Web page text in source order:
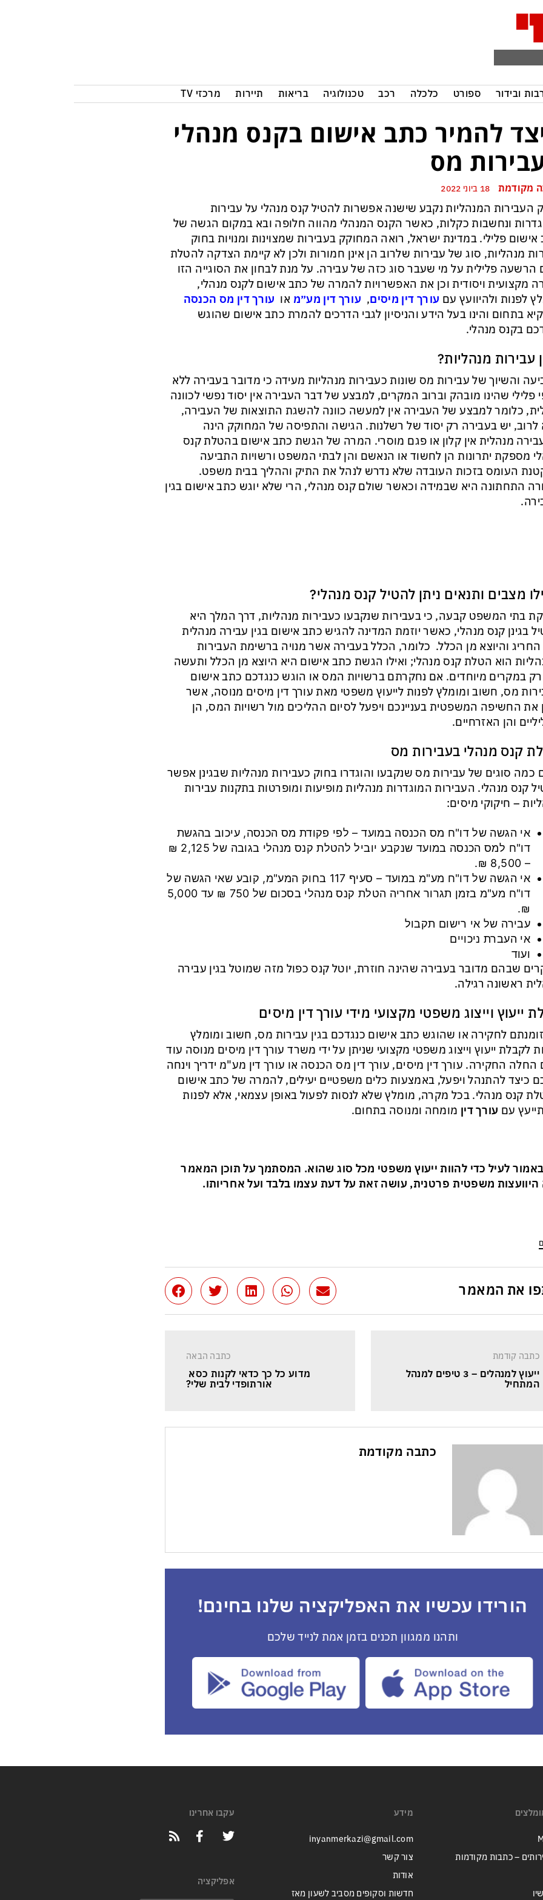
ובידור ספורט כלכלה רכב טכנולוגיה בריאות תיירות מרכזי TV
להמיר כתב אישום בקנס מנהלי
מס
מקודמת
העבירות המנהליות נקבע שישנה אפשרות להטיל קנס מנהלי על עבירות
ונחשבות כקלות, כאשר הקנס המנהלי מהווה חלופה ובא במקום הגשה של
פלילי. במדינת ישראל, רואה המחוקק בעבירות שמצוינות ומנויות בחוק
מנהליות, סוג של עבירות שלרוב הן אינן חמורות ולכן לא קיימת הצדקה להטלת
הרשעה פלילית על מי שעבר סוג כזה של עבירה. על מנת לבחון את הסוגייה הזו
מקצועית ויסודית וכן את האפשרויות להמרה של כתב אישום לקנס מנהלי,
לפנות ולהיוועץ עם עורך דין מיסים, עורך דין מע״מ או עורך דין מס הכנסה
בתחום והינו בעל הידע והניסיון לגבי הדרכים להמרת כתב אישום שהוגש
בקנס מנהלי.
עבירות מנהליות?
והשיוך של עבירות מס שונות כעבירות מנהליות מעידה כי מדובר בעבירה ללא
פלילי שהינו מובהק וברוב המקרים, למבצע של דבר העבירה אין יסוד נפשי לכוונה
כלומר למבצע של העבירה אין למעשה כוונה להשגת התוצאות של העבירה,
לרוב, יש בעבירה רק יסוד של רשלנות. הגישה והתפיסה של המחוקק הינה
מנהלית אין קלון או פגם מוסרי. המרה של הגשת כתב אישום בהטלת קנס
מספקת יתרונות הן לחשוד או הנאשם והן לבתי המשפט ורשויות התביעה
העומס בזכות העובדה שלא נדרש לנהל את התיק וההליך בבית משפט.
התחתונה היא שבמידה וכאשר שולם קנס מנהלי, הרי שלא יוגש כתב אישום בגין
מצבים ותנאים ניתן להטיל קנס מנהלי?
בתי המשפט קבעה, כי בעבירות שנקבעו כעבירות מנהליות, דרך המלך היא
בגינן קנס מנהלי, כאשר יוזמת המדינה להגיש כתב אישום בגין עבירה מנהלית
החריג והיוצא מן הכלל. כלומר, הכלל בעבירה אשר מנויה ברשימת העבירות
הוא הטלת קנס מנהלי; ואילו הגשת כתב אישום היא היוצא מן הכלל ותעשה
במקרים מיוחדים. אם נחקרתם ברשויות המס או הוגש כנגדכם כתב אישום
מס, חשוב ומומלץ לפנות לייעוץ משפטי מאת עורך דין מיסים מנוסה, אשר
את החשיפה המשפטית בעניינכם ויפעל לסיום ההליכים מול רשויות המס, הן
והן האזרחיים.
קנס מנהלי בעבירות מס
כמה סוגים של עבירות מס שנקבעו והוגדרו בחוק כעבירות מנהליות שבגינן אפשר
קנס מנהלי. העבירות המוגדרות מנהליות מופיעות ומופרטות בתקנות עבירות
– חיקוקי מיסים:
אי הגשה של דו"ח מס הכנסה במועד – לפי פקודת מס הכנסה, עיכוב בהגשת
דו"ח למס הכנסה במועד שנקבע יוביל להטלת קנס מנהלי בגובה של 2,125 ₪
– 8,500 ₪.
אי הגשה של דו"ח מע"מ במועד – סעיף 117 בחוק המע"מ, קובע שאי הגשה של
דו"ח מע"מ בזמן תגרור אחריה הטלת קנס מנהלי בסכום של 750 ₪ עד 5,000
₪.
עבירה של אי רישום תקבול
אי העברת ניכויים
ועוד
שבהם מדובר בעבירה שהינה חוזרת, יוטל קנס כפול מזה שמוטל בגין עבירה
ראשונה רגילה.
ייעוץ וייצוג משפטי מקצועי מידי עורך דין מיסים
לחקירה או שהוגש כתב אישום כנגדכם בגין עבירות מס, חשוב ומומלץ
לקבלת ייעוץ וייצוג משפטי מקצועי שניתן על ידי משרד עורך דין מיסים מנוסה עוד
החקירה. עורך דין מיסים, עורך דין מס הכנסה או עורך דין מע"מ ידריך וינחה
כיצד להתנהל ויפעל, באמצעות כלים משפטיים יעילים, להמרה של כתב אישום
קנס מנהלי. בכל מקרה, מומלץ שלא לנסות לפעול באופן עצמאי, אלא לפנות
עם עורך דין מומחה ומנוסה בתחום.
באמור לעיל כדי להוות ייעוץ משפטי מכל סוג שהוא. המסתמך על תוכן המאמר
היוועצות משפטית פרטנית, עושה זאת על דעת עצמו בלבד ועל אחריותו.
את המאמר
כתבה קודמת
ייעוץ למנהלים – 3 טיפים למנהל
המתחיל
כתבה הבאה
מדוע כל כך כדאי לקנות כסא
אורתופדי לבית שלי?
כתבה מקודמת
הורידו עכשיו את האפליקציה שלנו בחינם!
ותהנו ממגוון תכנים בזמן אמת לנייד שלכם
– כתבות מקודמות
מידע
inyanmerkazi@gmail.com
צור קשר
אודות
חדשות וסקופים מסביב לשעון מאז
עקבו אחרינו
אפליקציה